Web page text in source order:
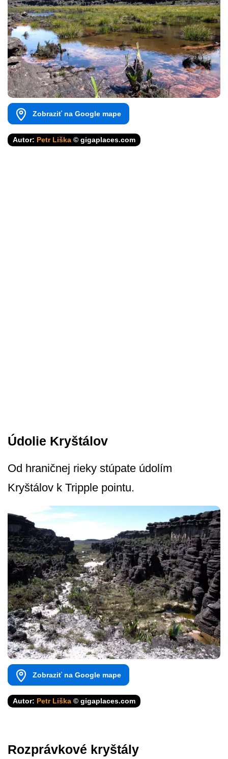
Zobraziť na Google mape
Autor: Petr Liška © gigaplaces.com
Údolie Kryštálov
Od hraničnej rieky stúpate údolím
Kryštálov k Tripple pointu.
Zobraziť na Google mape
Autor: Petr Liška © gigaplaces.com
Rozprávkové kryštály